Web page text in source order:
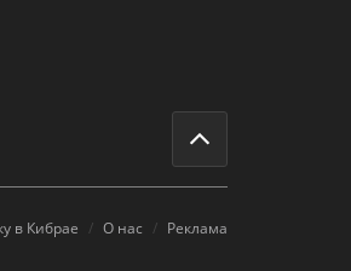
в Кибрае О нас Реклама